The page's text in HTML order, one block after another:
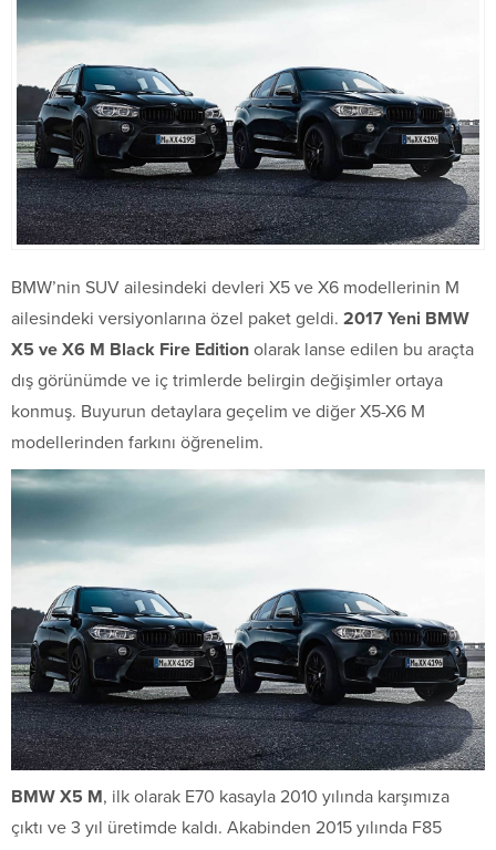
BMW’nin SUV ailesindeki devleri X5 ve X6 modellerinin M
ailesindeki versiyonlarına özel paket geldi. 2017 Yeni BMW
X5 ve X6 M Black Fire Edition olarak lanse edilen bu araçta
dış görünümde ve iç trimlerde belirgin değişimler ortaya
konmuş. Buyurun detaylara geçelim ve diğer X5-X6 M
modellerinden farkını öğrenelim.
BMW X5 M, ilk olarak E70 kasayla 2010 yılında karşımıza
çıktı ve 3 yıl üretimde kaldı. Akabinden 2015 yılında F85